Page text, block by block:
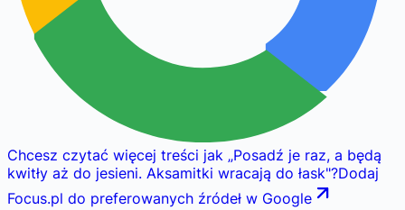
Chcesz czytać więcej treści jak „Posadź je raz, a będą
kwitły aż do jesieni. Aksamitki wracają do łask"?Dodaj
Focus.pl do preferowanych źródeł w Google